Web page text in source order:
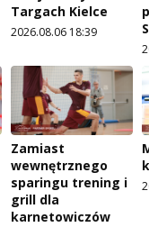
Targach Kielce
2026.08.06 18:39
Zamiast
wewnętrznego
sparingu trening i
grill dla
karnetowiczów